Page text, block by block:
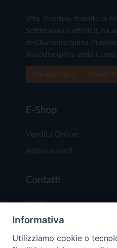
Vita Trentina, tramite la
Settimanali Cattolici), ha
dell'Autodisciplina
Autodisciplina della
E-Shop
Vendita Online
Abbonamenti
Contatti
Chi Siamo
Redazione
Scrivici
Informativa
Utilizziamo cookie o